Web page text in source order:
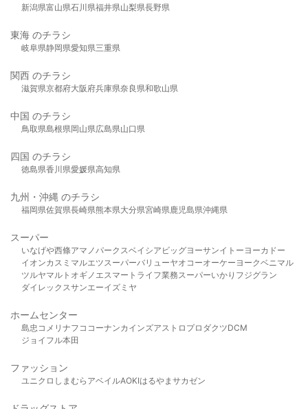
新潟県富山県石川県福井県山梨県長野県
東海 のチラシ
岐阜県静岡県愛知県三重県
関西 のチラシ
滋賀県京都府大阪府兵庫県奈良県和歌山県
中国 のチラシ
鳥取県島根県岡山県広島県山口県
四国 のチラシ
徳島県香川県愛媛県高知県
九州・沖縄 のチラシ
福岡県佐賀県長崎県熊本県大分県宮崎県鹿児島県沖縄県
スーパー
いなげや西條アマノパークスベイシア ビッグヨーサンイトーヨーカドー
イオンカスミ マルエツスーパーバリューヤオコーオーケー ヨークベニマル
ツルヤマルト オギノ エスマート ライフ業務スーパーいかり フジグラン
ダイレックスサンエーイズミヤ
ホームセンター
島忠 コメリ ナフコ コーナンカインズアストロプロダクツDCM
ジョイフル本田
ファッション
ユニクロ しまむら アベイルAOKIはるやま サカゼン